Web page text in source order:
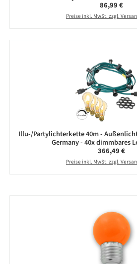
Regulärer
86,99 €
Preise inkl. MwSt. zzgl.
Illu-/Partylichterkette 40m -
Germany - 40x dimmbares
Regulärer
366,49 €
Preise inkl. MwSt. zzgl.